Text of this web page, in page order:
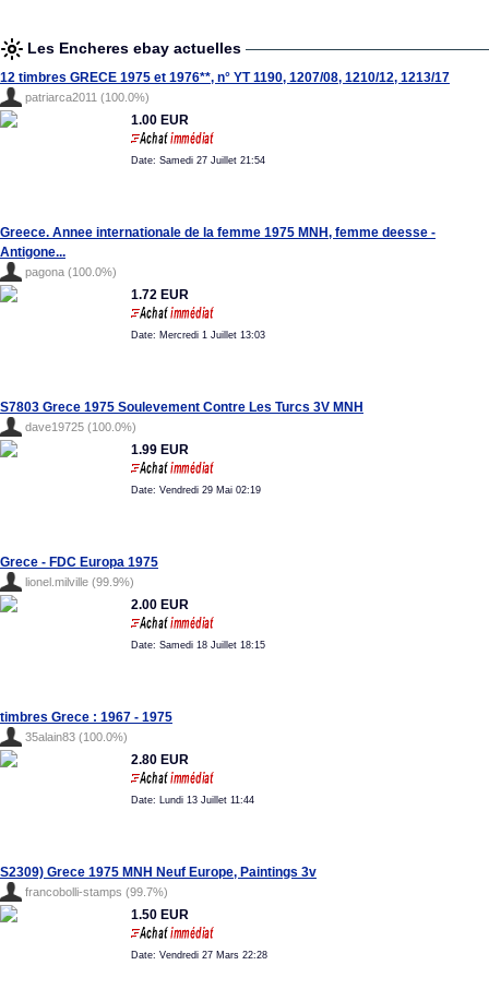
Les Encheres ebay actuelles
12 timbres GRECE 1975 et 1976**, n° YT 1190, 1207/08, 1210/12, 1213/17
patriarca2011 (100.0%)
1.00 EUR
Date: Samedi 27 Juillet 21:54
Greece. Annee internationale de la femme 1975 MNH, femme deesse -
Antigone...
pagona (100.0%)
1.72 EUR
Date: Mercredi 1 Juillet 13:03
S7803 Grece 1975 Soulevement Contre Les Turcs 3V MNH
dave19725 (100.0%)
1.99 EUR
Date: Vendredi 29 Mai 02:19
Grece - FDC Europa 1975
lionel.milville (99.9%)
2.00 EUR
Date: Samedi 18 Juillet 18:15
timbres Grece : 1967 - 1975
35alain83 (100.0%)
2.80 EUR
Date: Lundi 13 Juillet 11:44
S2309) Grece 1975 MNH Neuf Europe, Paintings 3v
francobolli-stamps (99.7%)
1.50 EUR
Date: Vendredi 27 Mars 22:28